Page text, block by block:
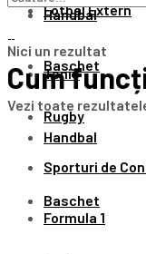
Handbal
Baschet
Rugby
Sporturi de
Formula 1
Fotbal Extern
Tenis
Handbal
Baschet
Nici un rezultat
Vezi toate
Cum